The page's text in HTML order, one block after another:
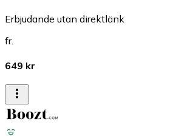
Erbjudande utan direktlänk
fr.
649 kr